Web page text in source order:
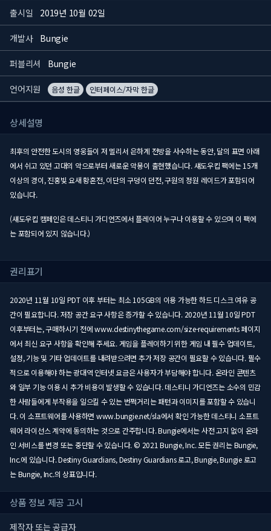
출시일 2019년 10월 02일
개발사 Bungie
퍼블리셔 Bungie
언어지원 음성 한글 인터페이스/자막 한글
상세설명
최후의 안전한 도시의 영웅들이 저 멀리서 은하계 전방을 사수하는 동안, 달의 표면 아래
에서 쉬고 있던 고대의 악으로부터 새로운 악몽이 출현했습니다. 섀도우킵 팩에는 15개
이상의 경이, 진홍빛 요새 황혼전, 이단의 구덩이 던전, 구원의 정원 레이드가 포함되어
있습니다.
(섀도우킵 캠페인은 데스티니 가디언즈에서 플레이어 누구나 이용할 수 있으며 이 팩에
는 포함되어 있지 않습니다.)
권리표기
2020년 11월 10일 PDT 이후 부터는 최소 105GB의 이용 가능한 하드 디스크 여유 공
간이 필요합니다. 저장 공간 요구 사항은 증가할 수 있습니다. 2020년 11월 10일 PDT
이후부터는, 구매하시기 전에 www.destinythegame.com/size-requirements 페이지
에서 최신 요구 사항을 확인해 주세요. 게임을 플레이하기 위한 게임 내 필수 업데이트,
설정, 기능 및 기타 업데이트를 내려받으려면 추가 저장 공간이 필요할 수 있습니다. 필수
적으로 이용해야 하는 광대역 인터넷 요금은 사용자가 부담해야 합니다. 온라인 콘텐츠
와 일부 기능 이용 시 추가 비용이 발생할 수 있습니다. 데스티니 가디언즈는 소수의 민감
한 사람들에게 부작용을 일으킬 수 있는 번쩍거리는 패턴과 이미지를 포함할 수 있습니
다. 이 소프트웨어를 사용하면 www.bungie.net/sla에서 확인 가능한 데스티니 소프트
웨어 라이선스 계약에 동의하는 것으로 간주합니다. Bungie에서는 사전 고지 없이 온라
인 서비스를 변경 또는 중단할 수 있습니다. © 2021 Bungie, Inc. 모든 권리는 Bungie,
Inc.에 있습니다. Destiny Guardians, Destiny Guardians 로고, Bungie, Bungie 로고
는 Bungie, Inc.의 상표입니다.
상품 정보 제공 고시
제작자 또는 공급자